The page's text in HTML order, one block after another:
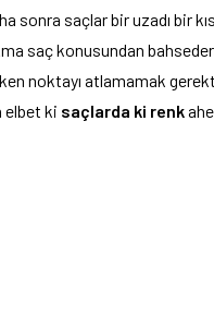
sonra saçlar bir uzadı bir
saç konusundan
noktayı atlamamak
elbet ki saçlarda ki renk